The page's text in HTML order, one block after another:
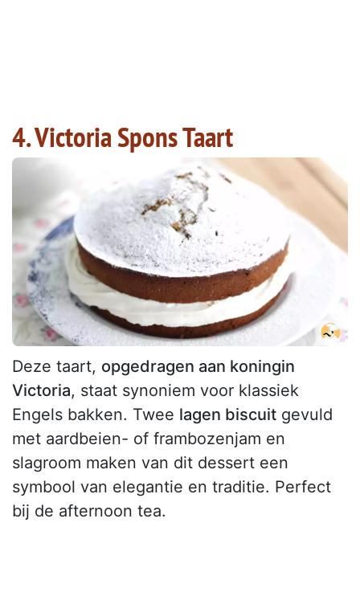
4. Victoria Spons Taart
Deze taart, opgedragen aan koningin
Victoria, staat synoniem voor klassiek
Engels bakken. Twee lagen biscuit gevuld
met aardbeien- of frambozenjam en
slagroom maken van dit dessert een
symbool van elegantie en traditie. Perfect
bij de afternoon tea.